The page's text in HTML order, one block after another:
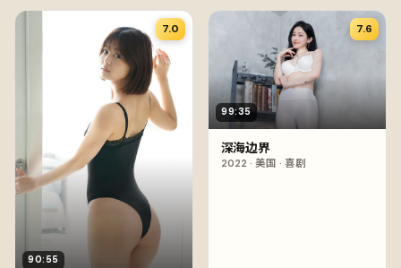
90:55
7.0
99:35
7.6
深海边界
2022 · 美国 · 喜剧